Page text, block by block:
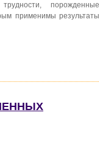
порожденные
применимы результаты